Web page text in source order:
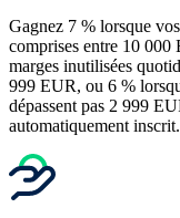
Gagnez 7 % lorsque
comprises entre 10
marges inutilisées
999 EUR, ou 6 %
dépassent pas 2 999
automatiquement inscrit.